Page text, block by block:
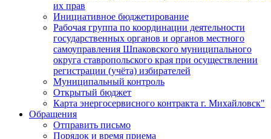
их прав
Инициативное бюджетирование
Рабочая группа по координации деятельности
государственных органов и органов местного
самоуправления Шпаковского муниципального
округа ставропольского края при осуществлении
регистрации (учёта) избирателей
Муниципальный контроль
Открытый бюджет
Карта энергосервисного контракта г. Михайловск"
Обращения
Отправить письмо
Порядок и время приема